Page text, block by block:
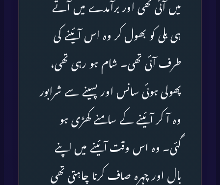
میں آئی تھی اور برآمدے میں آتے
ہی بلی کو بھول کر وہ اس آئینے کی
طرف آئی تھی۔ شام ہو رہی تھی،
پھولی ہوئی سانس اور پسینے سے شرابور
وہ آ کر آئینے کے سامنے کھڑی ہو
گئی۔ وہ اس وقت آئینے میں اپنے
بال اور چہرہ صاف کرنا چاہتی تھی